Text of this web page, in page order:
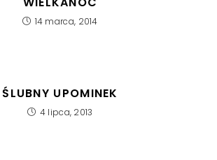
14 marca, 2014
ŚLUBNY UPOMINEK
4 lipca, 2013